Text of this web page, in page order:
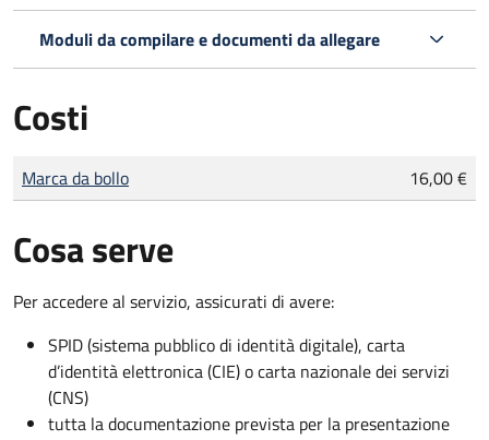
Moduli da compilare e documenti da allegare
Costi
Tipo di pagamento
Importo
Marca da bollo 16,00 €
Cosa serve
Per accedere al servizio, assicurati di avere:
SPID (sistema pubblico di identità digitale), carta
d’identità elettronica (CIE) o carta nazionale dei servizi
(CNS)
tutta la documentazione prevista per la presentazione